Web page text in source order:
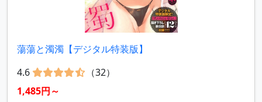
蕩蕩と濁濁【デジタル特装版】
4.6
（32）
1,485円～